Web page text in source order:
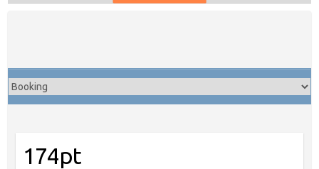
174pt